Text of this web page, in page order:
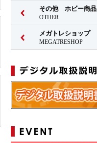
その他 ホビー商品
OTHER
メガトレショップ
MEGATRESHOP